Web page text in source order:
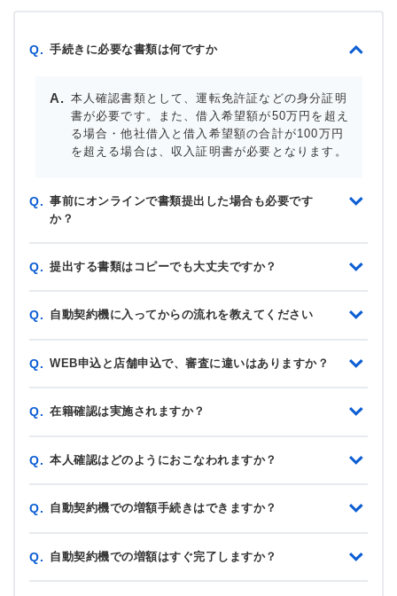
Q. 手続きに必要な書類は何ですか
本人確認書類として、運転免許証などの身分証明
書が必要です。また、借入希望額が50万円を超え
る場合・他社借入と借入希望額の合計が100万円
を超える場合は、収入証明書が必要となります。
Q. 事前にオンラインで書類提出した場合も必要です
か？
Q. 提出する書類はコピーでも大丈夫ですか？
Q. 自動契約機に入ってからの流れを教えてください
Q. WEB申込と店舗申込で、審査に違いはありますか？
Q. 在籍確認は実施されますか？
Q. 本人確認はどのようにおこなわれますか？
Q. 自動契約機での増額手続きはできますか？
Q. 自動契約機での増額はすぐ完了しますか？